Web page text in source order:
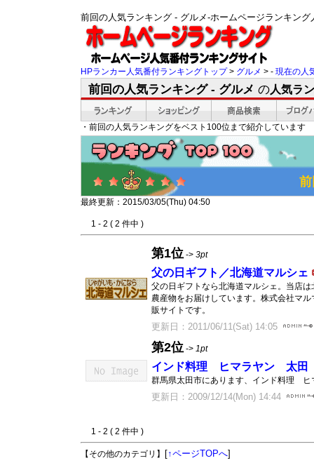
前回の人気ランキング - グルメ-ホームページランキン
HPランカー人気番付ランキングトップ> グルメ > - 現在の人
前回の人気ランキング - グルメ の人気ラ
・前回の人気ランキングをベスト100位まで紹介しています
最終更新：2015/03/05(Thu) 04:50
1 - 2 ( 2 件中 )
第1位 -> 3pt
父の日ギフト／北海道マルシェ
父の日ギフトなら北海道マルシェ。当店
農産物をお届けしています。株式会社マ
販サイトです。
更新日：2011/06/11(Sat) 14:05
第2位 -> 1pt
インド料理 ヒマラヤン 太田
群馬県太田市にあります、インド料理 ヒ
更新日：2009/12/14(Mon) 14:44
1 - 2 ( 2 件中 )
【その他のカテゴリ】 [↑ページTOPへ]